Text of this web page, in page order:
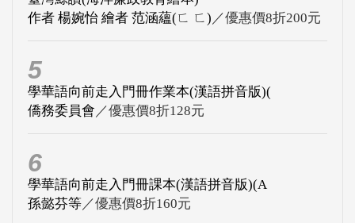
作者 楊婉怡 繪者 范涵蘊(ㄈ ㄈ) ／優惠價8折200元
5
學華語向前走入門冊作業本(漢語拼音版)(
僑務委員會 ／優惠價8折128元
6
學華語向前走入門冊課本(漢語拼音版)(A
孫懿芬等／優惠價8折160元